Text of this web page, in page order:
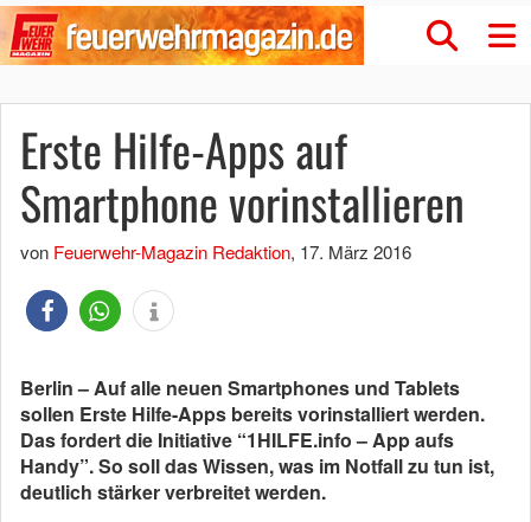
Erste Hilfe-Apps auf
Smartphone vorinstallieren
von Feuerwehr-Magazin Redaktion, 17. März 2016
Berlin – Auf alle neuen Smartphones und Tablets
sollen Erste Hilfe-Apps bereits vorinstalliert werden.
Das fordert die Initiative “1HILFE.info – App aufs
Handy”. So soll das Wissen, was im Notfall zu tun ist,
deutlich stärker verbreitet werden.